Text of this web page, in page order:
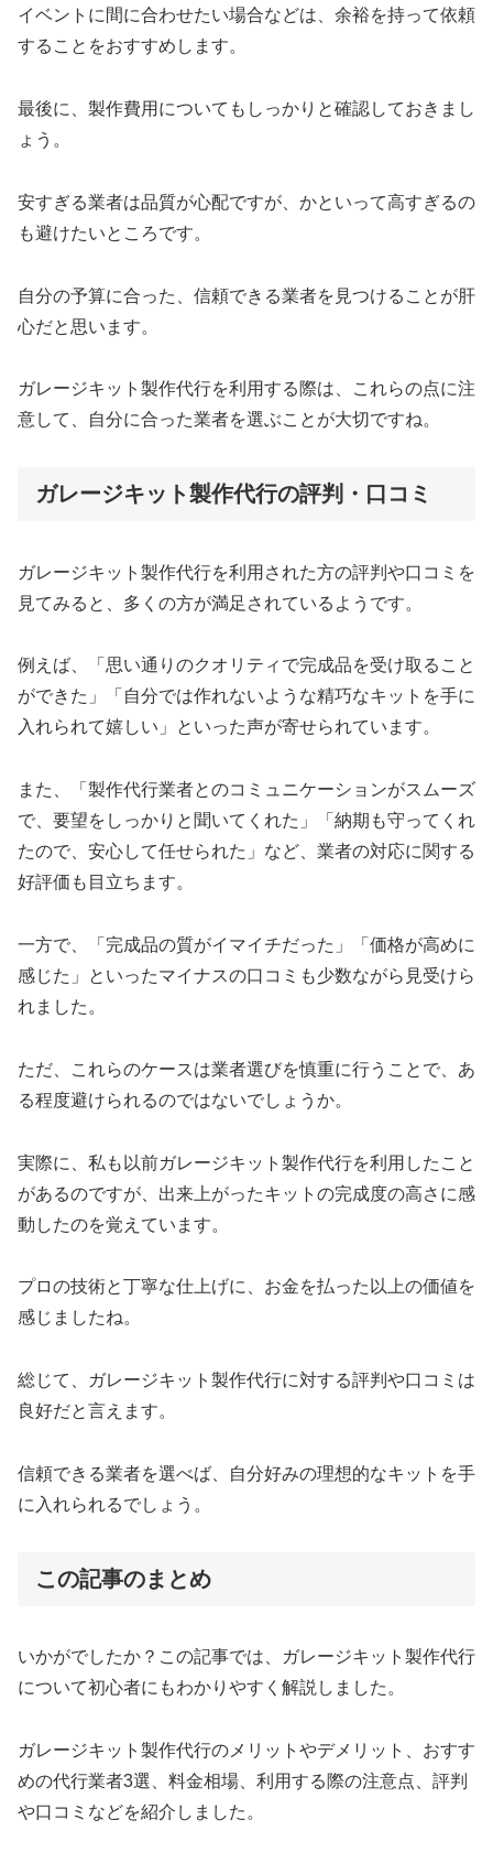
イベントに間に合わせたい場合などは、余裕を持って依頼
することをおすすめします。
最後に、製作費用についてもしっかりと確認しておきまし
ょう。
安すぎる業者は品質が心配ですが、かといって高すぎるの
も避けたいところです。
自分の予算に合った、信頼できる業者を見つけることが肝
心だと思います。
ガレージキット製作代行を利用する際は、これらの点に注
意して、自分に合った業者を選ぶことが大切ですね。
ガレージキット製作代行の評判・口コミ
ガレージキット製作代行を利用された方の評判や口コミを
見てみると、多くの方が満足されているようです。
例えば、「思い通りのクオリティで完成品を受け取ること
ができた」「自分では作れないような精巧なキットを手に
入れられて嬉しい」といった声が寄せられています。
また、「製作代行業者とのコミュニケーションがスムーズ
で、要望をしっかりと聞いてくれた」「納期も守ってくれ
たので、安心して任せられた」など、業者の対応に関する
好評価も目立ちます。
一方で、「完成品の質がイマイチだった」「価格が高めに
感じた」といったマイナスの口コミも少数ながら見受けら
れました。
ただ、これらのケースは業者選びを慎重に行うことで、あ
る程度避けられるのではないでしょうか。
実際に、私も以前ガレージキット製作代行を利用したこと
があるのですが、出来上がったキットの完成度の高さに感
動したのを覚えています。
プロの技術と丁寧な仕上げに、お金を払った以上の価値を
感じましたね。
総じて、ガレージキット製作代行に対する評判や口コミは
良好だと言えます。
信頼できる業者を選べば、自分好みの理想的なキットを手
に入れられるでしょう。
この記事のまとめ
いかがでしたか？この記事では、ガレージキット製作代行
について初心者にもわかりやすく解説しました。
ガレージキット製作代行のメリットやデメリット、おすす
めの代行業者3選、料金相場、利用する際の注意点、評判
や口コミなどを紹介しました。